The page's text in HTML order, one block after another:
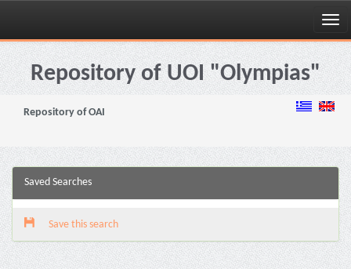
Skip
navigationRepository of UOI "Olympias"
Repository of OAI
Saved Searches
Save this search